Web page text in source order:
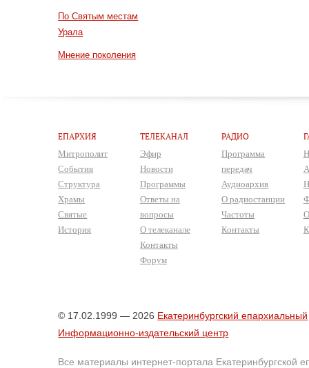
По Святым местам
Урала
Мнение поколения
ЕПАРХИЯ
Митрополит
События
Структура
Храмы
Святые
История
ТЕЛЕКАНАЛ
Эфир
Новости
Программы
Ответы на
вопросы
О телеканале
Контакты
Форум
РАДИО
Программа
передач
Аудиоархив
О радиостанции
Частоты
Контакты
© 17.02.1999 — 2026 Екатеринбургский епархиальный
Информационно-издательский центр
Все материалы интернет-портала Екатеринбургской